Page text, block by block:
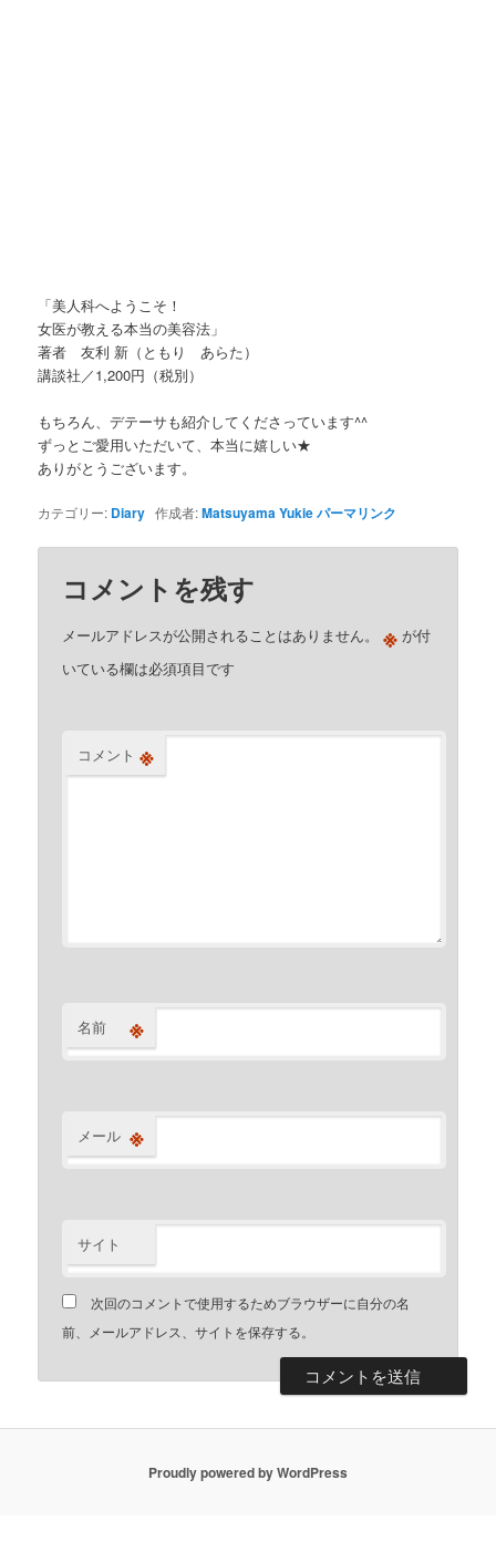
「美人科へようこそ！
女医が教える本当の美容法」
著者 友利 新（ともり あらた）
講談社／1,200円（税別）
もちろん、デテーサも紹介してくださっています^^
ずっとご愛用いただいて、本当に嬉しい★
ありがとうございます。
カテゴリー: Diary 作成者:Matsuyama Yukieパーマリンク
コメントを残す
メールアドレスが公開されることはありません。 ※ が付
いている欄は必須項目です
コメント ※
名前 ※
メール ※
サイト
次回のコメントで使用するためブラウザーに自分の名
前、メールアドレス、サイトを保存する。
Proudly powered by WordPress